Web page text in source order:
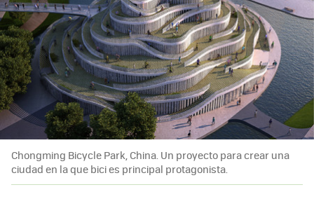
Chongming Bicycle Park, China. Un proyecto para crear una
ciudad en la que bici es principal protagonista.